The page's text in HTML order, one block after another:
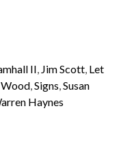
II, Jim Scott, Let
,Signs,Susan
Haynes